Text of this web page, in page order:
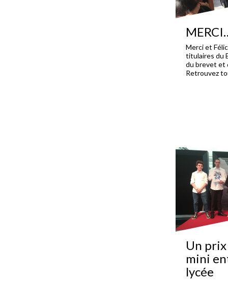
Merci et
titulaires du
du brevet et
Retrouvez
Un
mini
lycée